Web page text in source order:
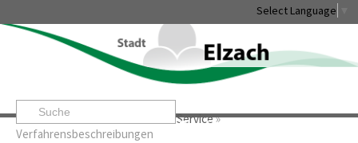
Select Language
Startseite» »Service»
Verfahrensbeschreibungen
Leben & Erleben Rathaus & Service